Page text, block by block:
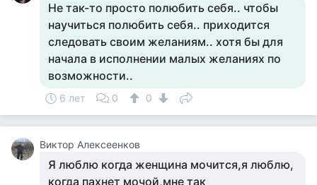
Не так-то просто полюбить себя.. чтобы
научиться полюбить себя.. приходится
следовать своим желаниям.. хотя бы для
начала в исполнении малых желаниях по
возможности..
6 лет 0 0
Виктор Алексеенков
Я люблю когда женщина мочится,я люблю,
когда пахнет мочой,мне так